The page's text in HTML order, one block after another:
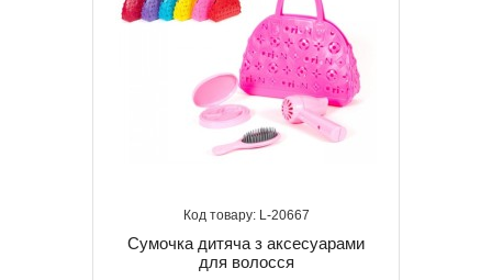
20667
Сумочка дитяча з аксесуарами
для волосся